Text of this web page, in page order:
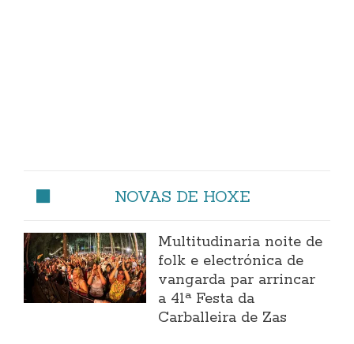
NOVAS DE HOXE
Multitudinaria noite de
folk e electrónica de
vangarda par arrincar
a 41ª Festa da
Carballeira de Zas